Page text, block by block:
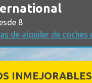
8
de alquiler de